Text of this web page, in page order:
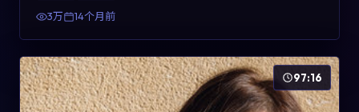
好者的高清观影选择。
3万 14个月前
97:16